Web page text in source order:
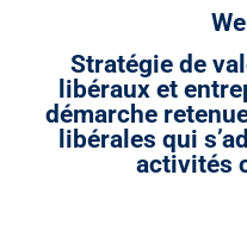
Stratégie de
libéraux et
démarche
libérales qui
activités